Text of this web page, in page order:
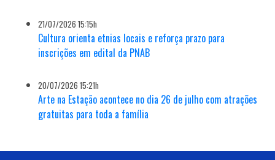
21/07/2026 15:15h
Cultura orienta etnias locais e reforça prazo para
inscrições em edital da PNAB
20/07/2026 15:21h
Arte na Estação acontece no dia 26 de julho com atrações
gratuitas para toda a família